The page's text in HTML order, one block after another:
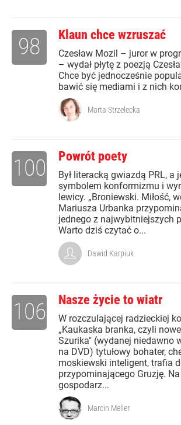
Klaun chce wzruszać
Czesław Mozil – juror w
– wydał płytę z poezją
Chce być jednocześnie
bawić się mediami i z nich
98
Marta Strzelecka
Powrót poety
Był literacką gwiazdą PRL, a
symbolem konformizmu i
lewicy. „Broniewski. Miłość,
Mariusza Urbanka
jednego z najwybitniejszych
Warto dziś czytać o...
100
Dawid Karpiuk
Nasze życie to wiatr
W rozczulającej radzieckiej
„Kaukaska branka, czyli
Szurika" (wydanej niedawno
na DVD) tytułowy bohater,
moskiewski inteligent, trafia
przypominającego Gruzję.
gospodarz...
106
Marcin Meller